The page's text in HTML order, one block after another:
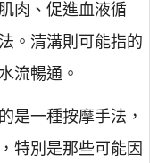
肉、促進血液循
。清溝則可能指的
流暢通。
是一種按摩手法，
特別是那些可能因